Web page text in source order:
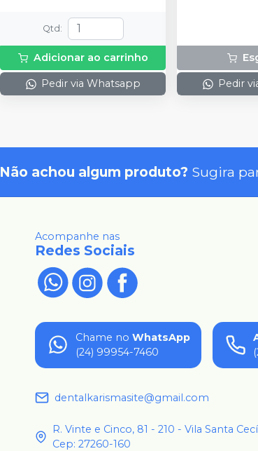
Qtd :
Adicionar ao carrinho
Pedir via Whatsapp Pedir
Não achou algum produto? Sugira
Acompanhe nas
Redes Sociais
Chame no WhatsApp
(24) 99954-7460
dentalkarismasite@gmail.com
R. Vinte e Cinco, 81 - 210 - Vila Santa
Cep: 27260-160